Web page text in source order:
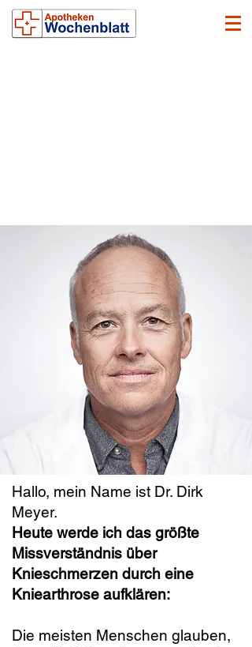
Hallo, mein Name ist Dr. Dirk
Meyer.
Heute werde ich das größte
Missverständnis über
Knieschmerzen durch eine
Kniearthrose aufklären:
Die meisten Menschen glauben,